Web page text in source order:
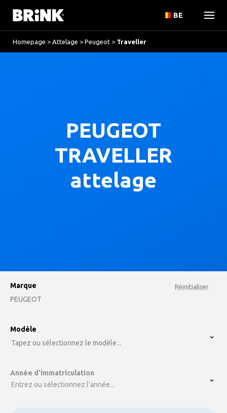
BE
Homepage > Attelage > Peugeot > Traveller
PEUGEOT
TRAVELLER
attelage
Réinitialiser
Marque
PEUGEOT
option , selected.
Modèle
Tapez ou sélectionnez le modèle...
Année d'immatriculation
Entrez ou sélectionnez l'année...